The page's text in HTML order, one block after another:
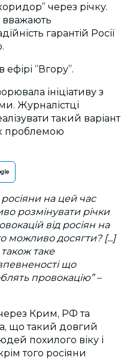
через річку.
вважають
гарантій Росії
в ефірі “Вгору”.
ініціативу з
Журналістці
такий варіант
проблемою
на цей час
розмінувати річки
від росіян на
можливо досягти? [...]
таке
що
провокацію” –
Крим, РФ та
що такий довгий
похилого віку і
того росіяни